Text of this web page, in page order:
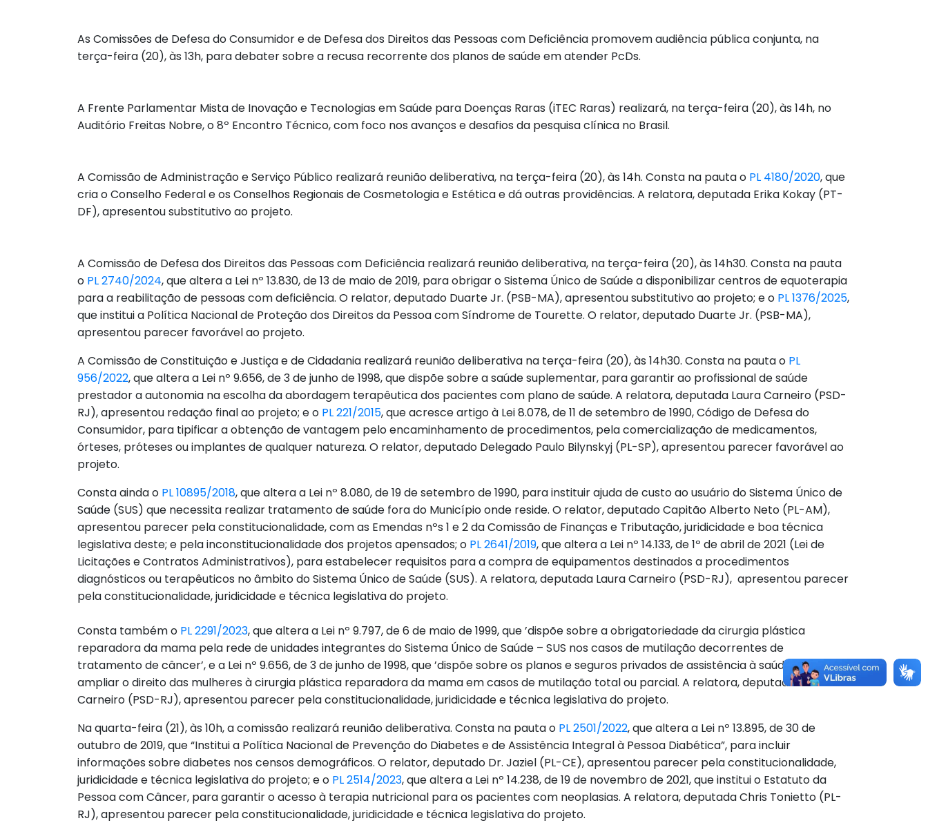
As Comissões de Defesa do Consumidor e de Defesa dos Direitos das Pessoas com Deficiência promovem audiência pública conjunta, na
terça-feira (20), às 13h, para debater sobre a recusa recorrente dos planos de saúde em atender PcDs.
A Frente Parlamentar Mista de Inovação e Tecnologias em Saúde para Doenças Raras (iTEC Raras) realizará, na terça-feira (20), às 14h, no
Auditório Freitas Nobre, o 8º Encontro Técnico, com foco nos avanços e desafios da pesquisa clínica no Brasil.
A Comissão de Administração e Serviço Público realizará reunião deliberativa, na terça-feira (20), às 14h. Consta na pauta o PL 4180/2020, que
cria o Conselho Federal e os Conselhos Regionais de Cosmetologia e Estética e dá outras providências. A relatora, deputada Erika Kokay (PT-
DF), apresentou substitutivo ao projeto.
A Comissão de Defesa dos Direitos das Pessoas com Deficiência realizará reunião deliberativa, na terça-feira (20), às 14h30. Consta na pauta
o PL 2740/2024, que altera a Lei nº 13.830, de 13 de maio de 2019, para obrigar o Sistema Único de Saúde a disponibilizar centros de equoterapia
para a reabilitação de pessoas com deficiência. O relator, deputado Duarte Jr. (PSB-MA), apresentou substitutivo ao projeto; e o PL 1376/2025,
que institui a Política Nacional de Proteção dos Direitos da Pessoa com Síndrome de Tourette. O relator, deputado Duarte Jr. (PSB-MA),
apresentou parecer favorável ao projeto.
A Comissão de Constituição e Justiça e de Cidadania realizará reunião deliberativa na terça-feira (20), às 14h30. Consta na pauta o PL
956/2022, que altera a Lei nº 9.656, de 3 de junho de 1998, que dispõe sobre a saúde suplementar, para garantir ao profissional de saúde
prestador a autonomia na escolha da abordagem terapêutica dos pacientes com plano de saúde. A relatora, deputada Laura Carneiro (PSD-
RJ), apresentou redação final ao projeto; e o PL 221/2015, que acresce artigo à Lei 8.078, de 11 de setembro de 1990, Código de Defesa do
Consumidor, para tipificar a obtenção de vantagem pelo encaminhamento de procedimentos, pela comercialização de medicamentos,
órteses, próteses ou implantes de qualquer natureza. O relator, deputado Delegado Paulo Bilynskyj (PL-SP), apresentou parecer favorável ao
projeto.
Consta ainda o PL 10895/2018, que altera a Lei nº 8.080, de 19 de setembro de 1990, para instituir ajuda de custo ao usuário do Sistema Único de
Saúde (SUS) que necessita realizar tratamento de saúde fora do Município onde reside. O relator, deputado Capitão Alberto Neto (PL-AM),
apresentou parecer pela constitucionalidade, com as Emendas nºs 1 e 2 da Comissão de Finanças e Tributação, juridicidade e boa técnica
legislativa deste; e pela inconstitucionalidade dos projetos apensados; o PL 2641/2019, que altera a Lei nº 14.133, de 1º de abril de 2021 (Lei de
Licitações e Contratos Administrativos), para estabelecer requisitos para a compra de equipamentos destinados a procedimentos
diagnósticos ou terapêuticos no âmbito do Sistema Único de Saúde (SUS). A relatora, deputada Laura Carneiro (PSD-RJ), apresentou parecer
pela constitucionalidade, juridicidade e técnica legislativa do projeto.
Consta também o PL 2291/2023, que altera a Lei nº 9.797, de 6 de maio de 1999, que ’dispõe sobre a obrigatoriedade da cirurgia plástica
reparadora da mama pela rede de unidades integrantes do Sistema Único de Saúde – SUS nos casos de mutilação decorrentes de
tratamento de câncer’, e a Lei nº 9.656, de 3 de junho de 1998, que ’dispõe sobre os planos e seguros privados de assistência à saúde’, para
ampliar o direito das mulheres à cirurgia plástica reparadora da mama em casos de mutilação total ou parcial. A relatora, deputada Laura
Carneiro (PSD-RJ), apresentou parecer pela constitucionalidade, juridicidade e técnica legislativa do projeto.
Na quarta-feira (21), às 10h, a comissão realizará reunião deliberativa. Consta na pauta o PL 2501/2022, que altera a Lei nº 13.895, de 30 de
outubro de 2019, que “Institui a Política Nacional de Prevenção do Diabetes e de Assistência Integral à Pessoa Diabética”, para incluir
informações sobre diabetes nos censos demográficos. O relator, deputado Dr. Jaziel (PL-CE), apresentou parecer pela constitucionalidade,
juridicidade e técnica legislativa do projeto; e o PL 2514/2023, que altera a Lei nº 14.238, de 19 de novembro de 2021, que institui o Estatuto da
Pessoa com Câncer, para garantir o acesso à terapia nutricional para os pacientes com neoplasias. A relatora, deputada Chris Tonietto (PL-
RJ), apresentou parecer pela constitucionalidade, juridicidade e técnica legislativa do projeto.